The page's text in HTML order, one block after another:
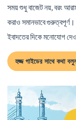
সময় শুধু বাজেট নয়, বরং
করাও সমানভাবে
ইবাদতের দিকে মনোযোগ
হজ্জ গাইডের সাথে কথা